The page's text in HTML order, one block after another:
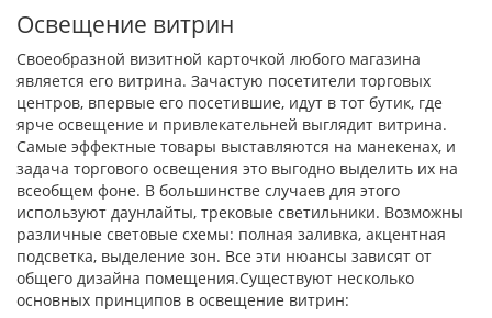
Освещение витрин
Своеобразной визитной карточкой любого магазина
является его витрина. Зачастую посетители торговых
центров, впервые его посетившие, идут в тот бутик, где
ярче освещение и привлекательней выглядит витрина.
Самые эффектные товары выставляются на манекенах, и
задача торгового освещения это выгодно выделить их на
всеобщем фоне. В большинстве случаев для этого
используют даунлайты, трековые светильники. Возможны
различные световые схемы: полная заливка, акцентная
подсветка, выделение зон. Все эти нюансы зависят от
общего дизайна помещения.Существуют несколько
основных принципов в освещение витрин: